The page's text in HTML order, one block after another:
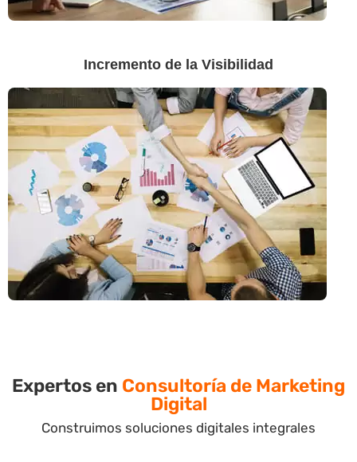
Incremento de la Visibilidad
Expertos en Consultoría de Marketing
Digital
Construimos soluciones digitales integrales